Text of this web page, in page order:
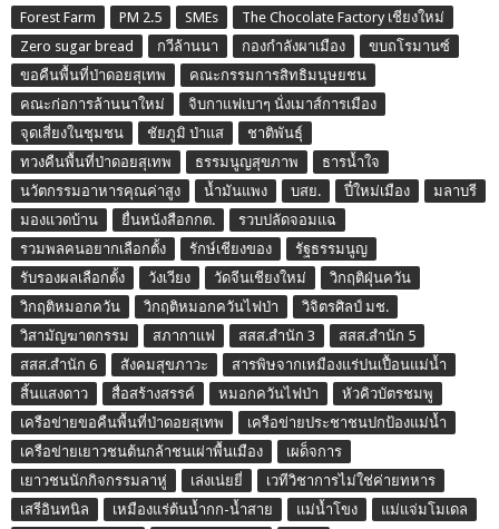
Forest Farm PM 2.5 SMEs
The Chocolate Factory เชียงใหม่
Zero sugar bread
กวีล้านนา กองกำลังผาเมือง
ขบถโรมานซ์
ขอคืนพื้นที่ป่าดอยสุเทพ
คณะกรรมการสิทธิมนุษยชน
คณะก่อการล้านนาใหม่
จิบกาแฟเบาๆ นั่งเมาส์การเมือง
จุดเสี่ยงในชุมชน
ชัยภูมิ ป่าแส
ชาติพันธุ์
ทวงคืนพื้นที่ป่าดอยสุเทพ
ธรรมนูญสุขภาพ
ธารน้ำใจ
นวัตกรรมอาหารคุณค่าสูง
น้ำมันแพง บสย. ปี๋ใหม่เมือง
มลาบรี
มองแวดบ้าน
ยื่นหนังสือกกต.
รวบปลัดจอมแฉ
รวมพลคนอยากเลือกตั้ง
รักษ์เชียงของ
รัฐธรรมนูญ
รับรองผลเลือกตั้ง
วังเวียง วัดจีนเชียงใหม่
วิกฤติฝุ่นควัน
วิกฤติหมอกควัน
วิกฤติหมอกควันไฟป่า
วิจิตรศิลป์ มช.
วิสามัญฆาตกรรม
สภากาแฟ สสส.สำนัก 3
สสส.สำนัก 5
สสส.สำนัก 6
สังคมสุขภาวะ
สารพิษจากเหมืองแร่ปนเปื้อนแม่น้ำ
สิ้นแสงดาว
สื่อสร้างสรรค์ หมอกควันไฟป่า
หัวคิวบัตรชมพู
เครือข่ายขอคืนพื้นที่ป่าดอยสุเทพ
เครือข่ายประชาชนปกป้องแม่น้ำ
เครือข่ายเยาวชนต้นกล้าชนเผ่าพื้นเมือง
เผด็จการ
เยาวชนนักกิจกรรมลาหู่
เล่งเน่ยยี่
เวทีวิชาการไม่ใช่ค่ายทหาร
เสรีอินทนิล
เหมืองแร่ต้นน้ำกก-น้ำสาย แม่น้ำโขง แม่แจ่มโมเดล